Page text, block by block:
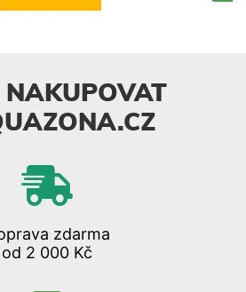
NAKUPOVAT
zdarma
od 2 000 Kč